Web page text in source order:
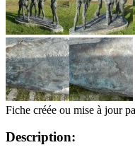
Fiche créée ou mise à jour
Description: